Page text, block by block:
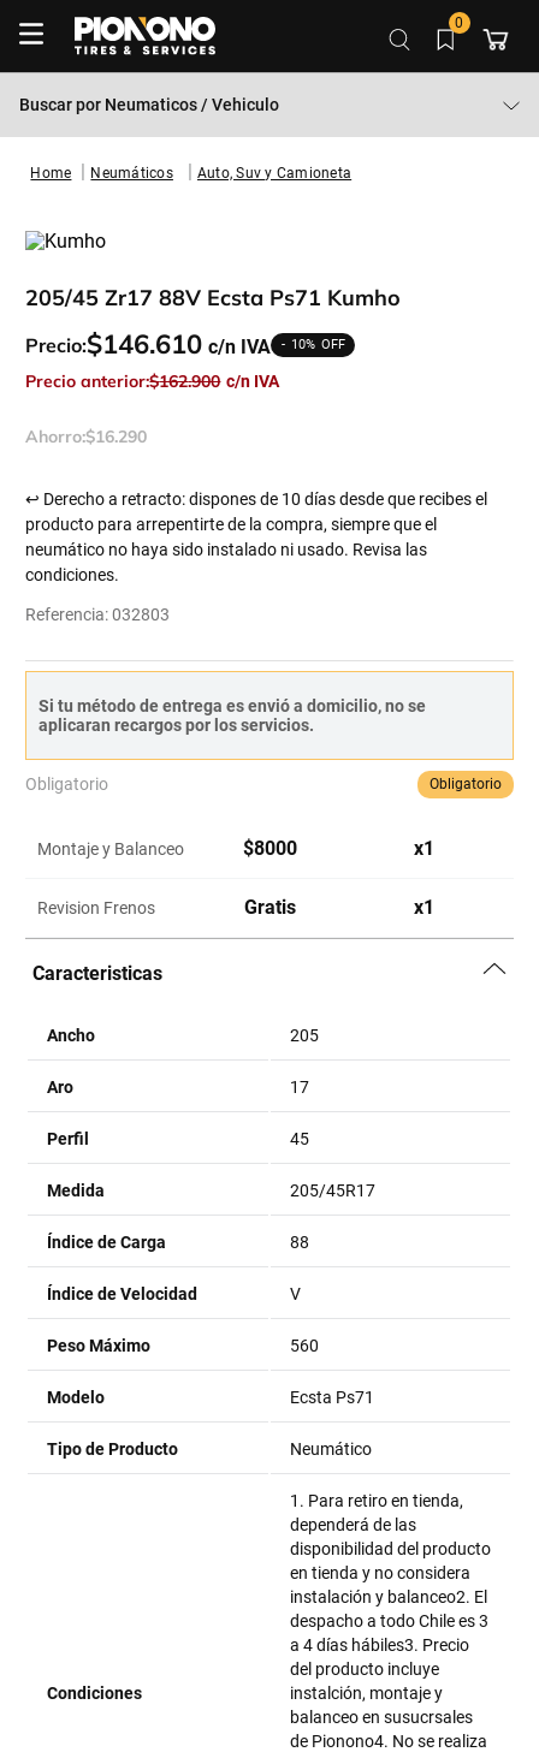
0
Buscar por Neumaticos / Vehiculo
Neumáticos Auto, Suv y Camioneta
205/45 Zr17 88V Ecsta Ps71 Kumho
Precio:$146.610 10%
Precio anterior:$162.900
Ahorro:$16.290
↩ Derecho a retracto: dispones de 10 días desde que recibes el
producto para arrepentirte de la compra, siempre que el
neumático no haya sido instalado ni usado. Revisa las
condiciones.
Referencia:032803
Si tu método de entrega es envió a domicilio, no se
aplicaran recargos por los servicios.
Obligatorio Obligatorio
Montaje y Balanceo $8000 x1
Revision Frenos Gratis x1
Caracteristicas
Ancho 205
Aro 17
Perfil 45
Medida 205/45R17
Índice de Carga 88
Índice de Velocidad V
Peso Máximo 560
Modelo Ecsta Ps71
Tipo de Producto Neumático
Condiciones
1. Para retiro en tienda,
dependerá de las
disponibilidad del producto
en tienda y no considera
instalación y balanceo2. El
despacho a todo Chile es 3
a 4 días hábiles3. Precio
del producto incluye
instalción, montaje y
balanceo en susucrsales
de Pionono4. No se realiza